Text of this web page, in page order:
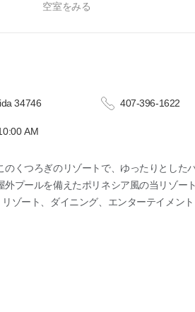
空室をみる
34746 407-396-1622
AM
くつろぎのリゾートで、ゆったりとした
プールを備えたポリネシア風の当リゾー
ゾート、ダイニング、エンターテイメン